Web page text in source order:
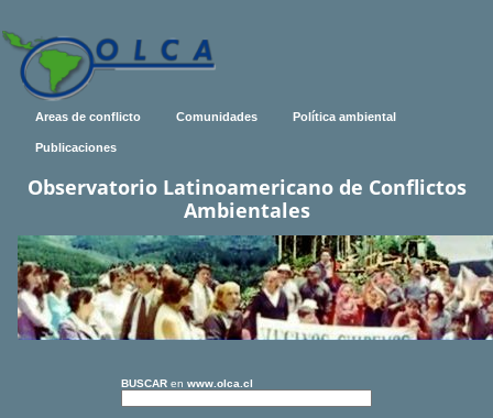
Areas de conflicto Comunidades Política ambiental
Publicaciones
Observatorio Latinoamericano de Conflictos
Ambientales
BUSCAR en www.olca.cl